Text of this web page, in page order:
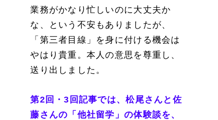
業務がかなり忙しいのに大丈夫か
な、という不安もありましたが、
「第三者目線」を身に付ける機会は
やはり貴重。本人の意思を尊重し、
送り出しました。
第2回・3回記事では、松尾さんと佐
藤さんの「他社留学」の体験談を、